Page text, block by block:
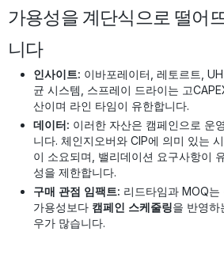
가용성을 계단식으로 떨어
니다
인사이트: 이바포레이터, 레토르트,
균 시스템, 스프레이 드라이는 고
산이며 라인 타임이 유한합니다.
데이터: 이러한 자산은 캠페인으로 운
니다. 체인지오버와 CIP에 의미 있는
이 소요되며, 밸리데이션 요구사항이
성을 제한합니다.
구매 관점 임팩트: 리드타임과 MOQ는
가용성보다 캠페인 스케줄링을 반영하
우가 많습니다.